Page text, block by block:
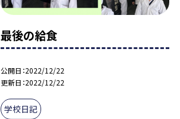
最後の給食
公開日 2022/12/22
更新日 2022/12/22
学校日記